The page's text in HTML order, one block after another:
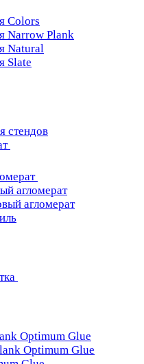
Colors
Narrow Plank
Natural
Slate
стендов
агломерат
агломерат
Optimum Glue
Optimum Glue